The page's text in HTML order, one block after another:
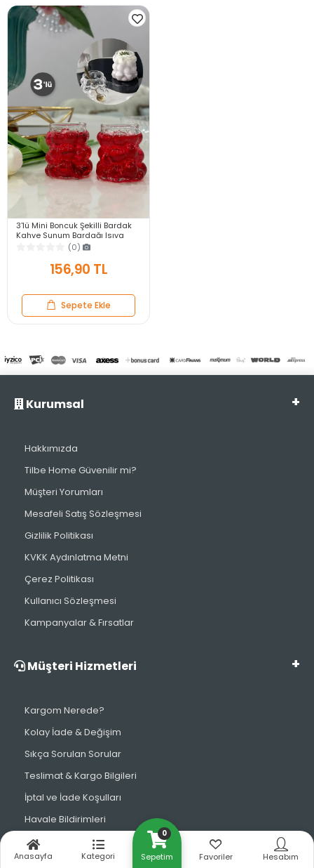
3'lü Mini Boncuk Şekilli Bardak
Kahve Sunum Bardağı Isıya
Dayanıklı Üzüm Bardak 90 ml.
(0)
156,90 TL
Sepete Ekle
0
Sepetim
Anasayfa Kategori Favoriler Hesabım
Kurumsal
Hakkımızda
Tilbe Home Güvenilir mi?
Müşteri Yorumları
Mesafeli Satış Sözleşmesi
Gizlilik Politikası
KVKK Aydınlatma Metni
Çerez Politikası
Kullanıcı Sözleşmesi
Kampanyalar & Fırsatlar
Müşteri Hizmetleri
Kargom Nerede?
Kolay İade & Değişim
Sıkça Sorulan Sorular
Teslimat & Kargo Bilgileri
İptal ve İade Koşulları
Havale Bildirimleri
WhatsApp Destek
İletişim Bilgilerimiz